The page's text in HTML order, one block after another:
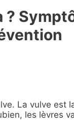
?
La vulve est
les lèvres